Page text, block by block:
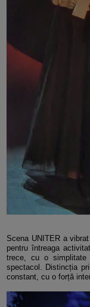
Scena UNITER a
pentru întreaga
trece, cu o
spectacol. Distincția
constant, cu o forță